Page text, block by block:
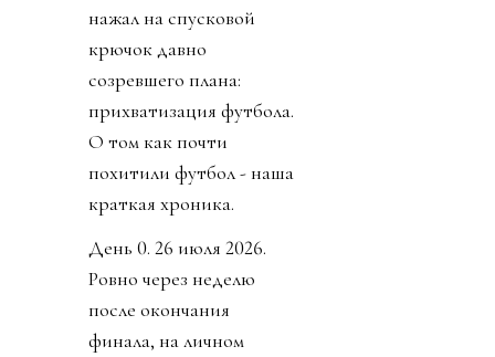
нажал на спусковой
крючок давно
созревшего плана:
прихватизация футбола.
О том как почти
похитили футбол - наша
краткая хроника.
День 0. 26 июля 2026.
Ровно через неделю
после окончания
финала, на личном